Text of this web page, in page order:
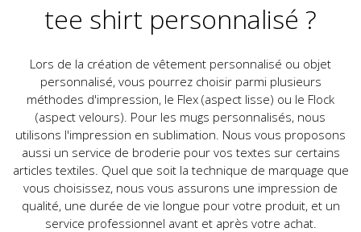
tee shirt personnalisé ?
Lors de la création de vêtement personnalisé ou objet
personnalisé, vous pourrez choisir parmi plusieurs
méthodes d'impression, le Flex (aspect lisse) ou le Flock
(aspect velours). Pour les mugs personnalisés, nous
utilisons l'impression en sublimation. Nous vous proposons
aussi un service de broderie pour vos textes sur certains
articles textiles. Quel que soit la technique de marquage que
vous choisissez, nous vous assurons une impression de
qualité, une durée de vie longue pour votre produit, et un
service professionnel avant et après votre achat.